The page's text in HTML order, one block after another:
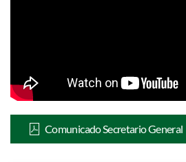
Comunicado Secretario General